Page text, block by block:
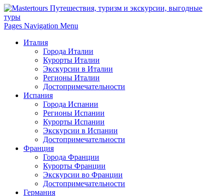
Pages Navigation Menu
Италия
Города Италии
Курорты Италии
Экскурсии в Италии
Регионы Италии
Достопримечательности
Испания
Города Испании
Регионы Испании
Курорты Испании
Экскурсии в Испании
Достопримечательности
Франция
Города Франции
Курорты Франции
Экскурсии во Франции
Достопримечательности
Германия